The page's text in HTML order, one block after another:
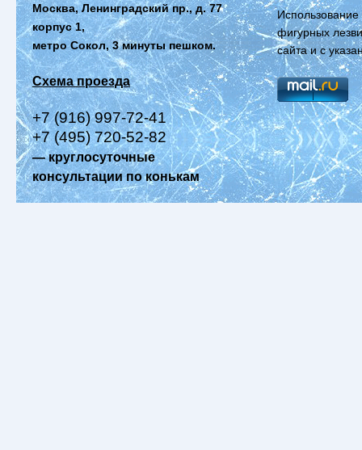
Москва, Ленинградский пр., д. 77
корпус 1,
метро Сокол, 3 минуты пешком.
Схема проезда
+7 (916) 997-72-41
+7 (495) 720-52-82
— круглосуточные
консультации по конькам
фигурных
сайта и с